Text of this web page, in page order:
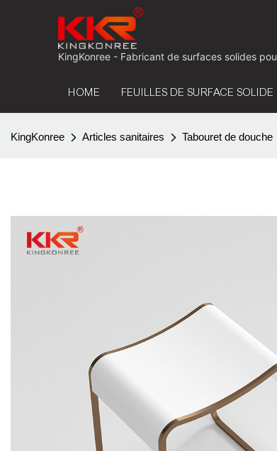
KingKonree - Fabricant de surfaces solides
HOME FEUILLES DE SURFACE SOLIDE
KingKonree Articles sanitaires Tabouret de douche